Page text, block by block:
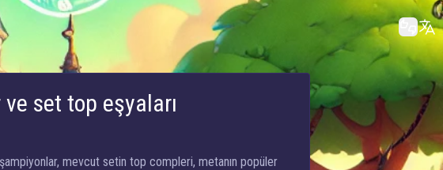
set top eşyaları
mevcut setin top compleri, metanın popüler